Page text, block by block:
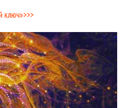
ключ»>>>